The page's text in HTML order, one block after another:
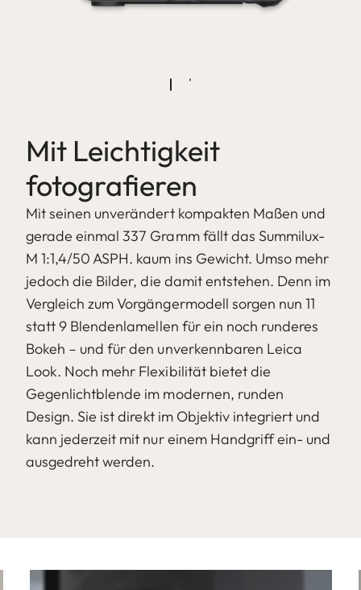
Mit Leichtigkeit
fotografieren
Mit seinen unverändert kompakten Maßen und
gerade einmal 337 Gramm fällt das Summilux-
M 1:1,4/50 ASPH. kaum ins Gewicht. Umso mehr
jedoch die Bilder, die damit entstehen. Denn im
Vergleich zum Vorgängermodell sorgen nun 11
statt 9 Blendenlamellen für ein noch runderes
Bokeh – und für den unverkennbaren Leica
Look. Noch mehr Flexibilität bietet die
Gegenlichtblende im modernen, runden
Design. Sie ist direkt im Objektiv integriert und
kann jederzeit mit nur einem Handgriff ein- und
ausgedreht werden.